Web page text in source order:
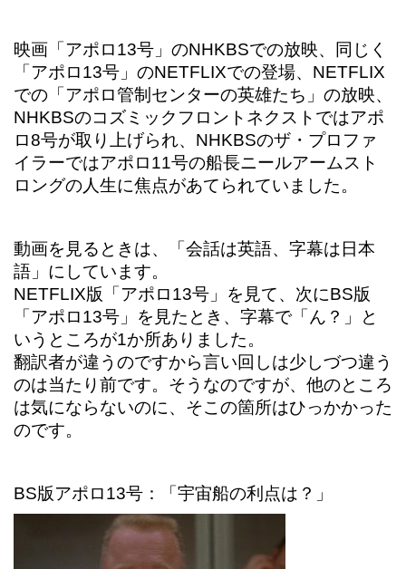
映画「アポロ13号」のNHKBSでの放映、同じく
「アポロ13号」のNETFLIXでの登場、NETFLIX
での「アポロ管制センターの英雄たち」の放映、
NHKBSのコズミックフロントネクストではアポ
ロ8号が取り上げられ、NHKBSのザ・プロファ
イラーではアポロ11号の船長ニールアームスト
ロングの人生に焦点があてられていました。
動画を見るときは、「会話は英語、字幕は日本
語」にしています。
NETFLIX版「アポロ13号」を見て、次にBS版
「アポロ13号」を見たとき、字幕で「ん？」と
いうところが1か所ありました。
翻訳者が違うのですから言い回しは少しづつ違う
のは当たり前です。そうなのですが、他のところ
は気にならないのに、そこの箇所はひっかかった
のです。
BS版アポロ13号：「宇宙船の利点は？」